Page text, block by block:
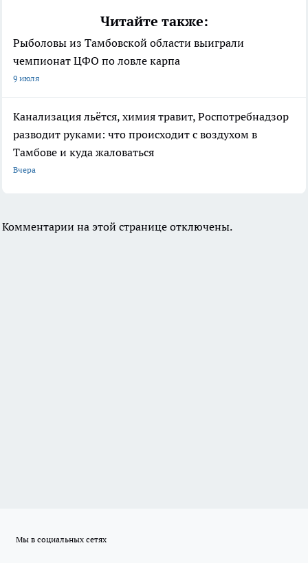
Читайте также:
Рыболовы из Тамбовской области выиграли
чемпионат ЦФО по ловле карпа
9 июля
Канализация льётся, химия травит, Роспотребнадзор
разводит руками: что происходит с воздухом в
Тамбове и куда жаловаться
Вчера
Комментарии на этой странице отключены.
Мы в социальных сетях